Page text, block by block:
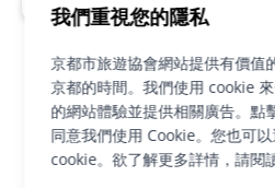
我們重視您的隱私
京都市旅遊協會網站提供有價值
京都的時間。我們使用 cookie
的網站體驗並提供相關廣告。點
同意我們使用 Cookie。您也可
cookie。欲了解更多詳情，請閱
清真料理